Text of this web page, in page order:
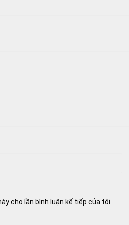
cho lần bình luận kế tiếp của tôi.